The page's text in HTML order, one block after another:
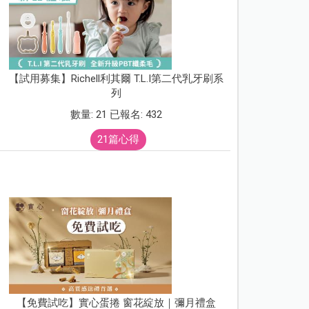
【試用募集】Richell利其爾 T.L.I第二代乳牙刷系
列
數量: 21 已報名: 432
21篇心得
【免費試吃】實心蛋捲 窗花綻放｜彌月禮盒